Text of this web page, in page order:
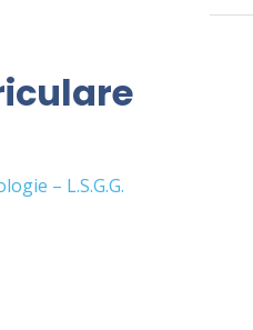
– L.S.G.G.